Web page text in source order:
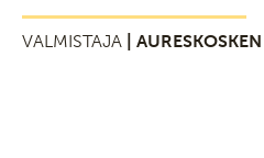
VALMISTAJA |